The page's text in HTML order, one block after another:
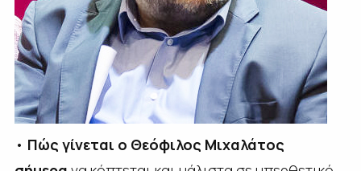
• Πώς γίνεται ο Θεόφιλος Μιχαλάτος